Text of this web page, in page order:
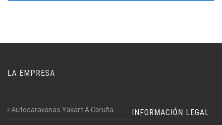
LA EMPRESA
Autocaravanas Yakart A Coruña INFORMACIÓN LEGAL